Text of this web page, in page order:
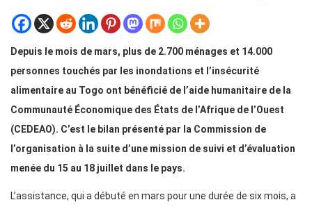
Depuis le mois de mars, plus de 2.700 ménages et 14.000
personnes touchés par les inondations et l’insécurité
alimentaire au Togo ont bénéficié de l’aide humanitaire de la
Communauté Économique des États de l’Afrique de l’Ouest
(CEDEAO). C’est le bilan présenté par la Commission de
l’organisation à la suite d’une mission de suivi et d’évaluation
menée du 15 au 18 juillet dans le pays.
L’assistance, qui a débuté en mars pour une durée de six mois, a